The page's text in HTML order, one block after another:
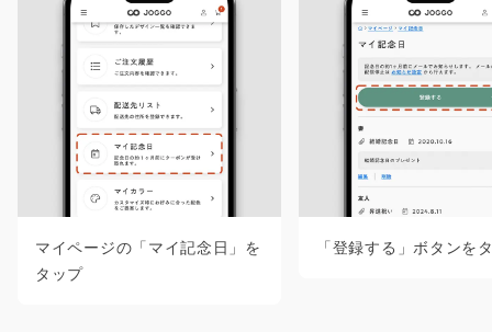
マイページの「マイ記念日」を
タップ
「登録する」ボタンを